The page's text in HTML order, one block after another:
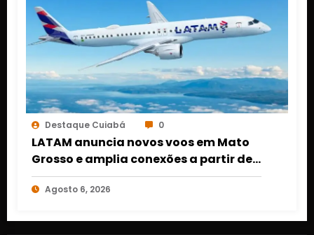
Destaque Cuiabá 0
LATAM anuncia novos voos em Mato
Grosso e amplia conexões a partir de
Cuiabá e Rondonópolis
Agosto 6, 2026